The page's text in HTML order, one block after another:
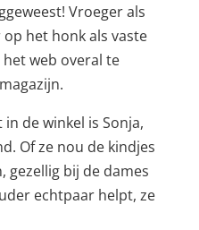
Vroeger als
het honk als vaste
het web overal te
de winkel is Sonja,
Of ze nou de kindjes
gezellig bij de dames
echtpaar helpt, ze